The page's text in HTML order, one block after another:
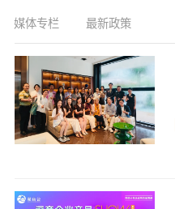
媒体专栏 最新政策